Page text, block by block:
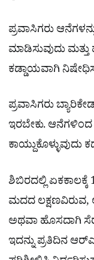
ಪ್ರವಾಸಿಗರು
ಮಾಡಿಸುವುದು ಮತ್ತು
ಕಡ್ಡಾಯವಾಗಿ
ಪ್ರವಾಸಿಗರು
ಇರಬೇಕು.
ಕಾಯ್ದುಕೊಳ್ಳುವುದು
ಶಿಬಿರದಲ್ಲಿ ಏಕಕಾಲಕ್ಕೆ
ಮದದ ಲಕ್ಷಣವಿರುವ,
ಅಥವಾ ಹೊಸದಾಗಿ
ಇದನ್ನು ಪ್ರತಿದಿನ